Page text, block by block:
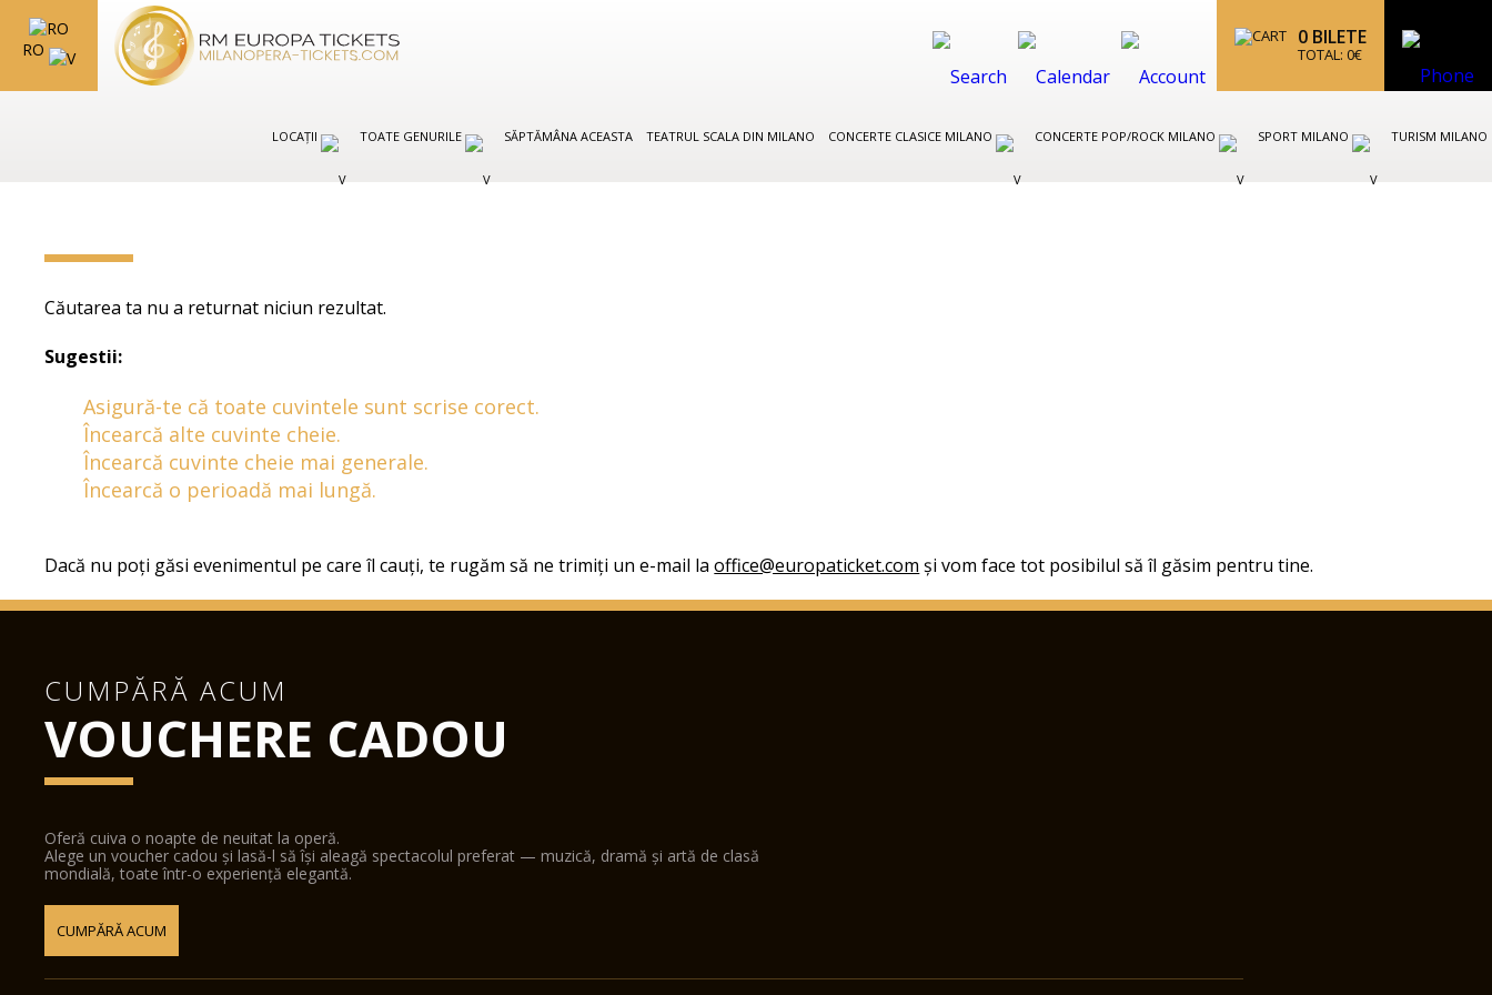
RO
0 BILETE
TOTAL: 0€
LOCAȚII TOATE GENURILE SĂPTĂMÂNA ACEASTA TEATRUL SCALA DIN MILANO CONCERTE CLASICE MILANO CONCERTE POP/ROCK MILANO SPORT MILANO TURISM MILANO
Căutarea ta nu a returnat niciun rezultat.
Sugestii:
Asigură-te că toate cuvintele sunt scrise corect.
Încearcă alte cuvinte cheie.
Încearcă cuvinte cheie mai generale.
Încearcă o perioadă mai lungă.
Dacă nu poți găsi evenimentul pe care îl cauți, te rugăm să ne trimiți un e-mail laoffice@europaticket.com și vom face tot posibilul să îl găsim pentru tine.
CUMPĂRĂ ACUM
VOUCHERE CADOU
Oferă cuiva o noapte de neuitat la operă.
Alege un voucher cadou și lasă-l să își aleagă spectacolul preferat — muzică, dramă și artă de clasă
mondială, toate într-o experiență elegantă.
CUMPĂRĂ ACUM